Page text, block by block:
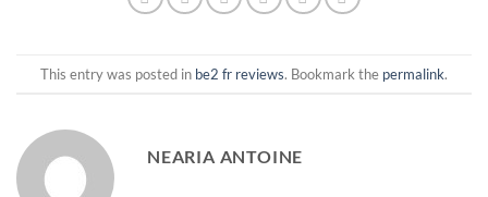
This entry was posted in be2 fr reviews. Bookmark the permalink.
NEARIA ANTOINE